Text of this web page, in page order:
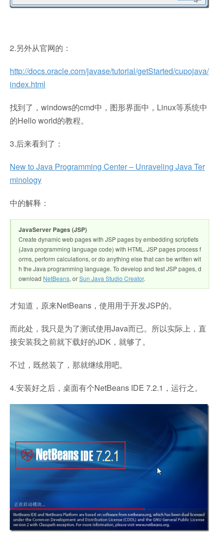
2.另外从官网的：
http://docs.oracle.com/javase/tutorial/getStarted/cupojava/
index.html
找到了，windows的cmd中，图形界面中，Linux等系统中
的Hello world的教程。
3.后来看到了：
New to Java Programming Center – Unraveling Java Ter
minology
中的解释：
JavaServer Pages (JSP)
Create dynamic web pages with JSP pages by embedding scriptlets
(Java programming language code) with HTML. JSP pages process f
orms, perform calculations, or do anything else that can be written wit
h the Java programming language. To develop and test JSP pages, d
ownload NetBeans, orSun Java Studio Creator.
才知道，原来NetBeans，使用用于开发JSP的。
而此处，我只是为了测试使用Java而已。所以实际上，直
接安装我之前就下载好的JDK，就够了。
不过，既然装了，那就继续用吧。
4.安装好之后，桌面有个NetBeans IDE 7.2.1，运行之。